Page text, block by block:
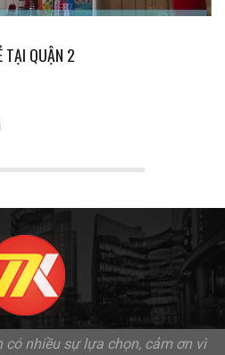
TẠI QUẬN 2
có nhiều sự lựa chọn, cảm ơn vì